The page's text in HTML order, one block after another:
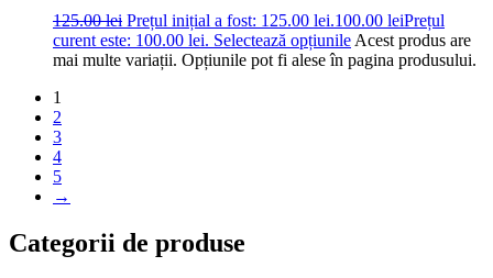
125.00lei Prețul inițial a fost: 125.00 lei.100.00 leiPrețul
curent este: 100.00 lei. Selectează opțiunile Acest produs are
mai multe variații. Opțiunile pot fi alese în pagina produsului.
1
2
3
4
5
→
Categorii de produse